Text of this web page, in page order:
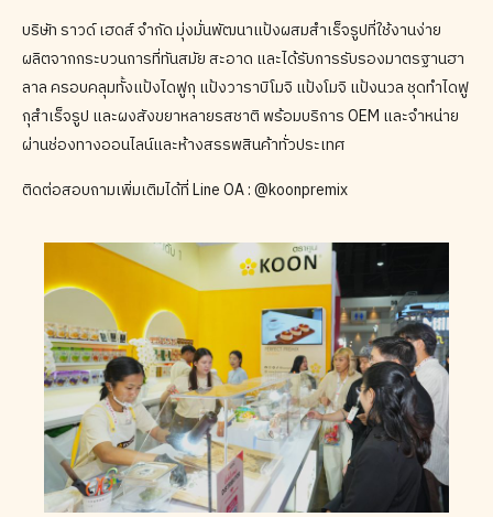
บริษัท ราวด์ เฮดส์ จำกัด มุ่งมั่นพัฒนาแป้งผสมสำเร็จรูปที่ใช้งานง่าย
ผลิตจากกระบวนการที่ทันสมัย สะอาด และได้รับการรับรองมาตรฐานฮา
ลาล ครอบคลุมทั้งแป้งไดฟูกุ แป้งวาราบิโมจิ แป้งโมจิ แป้งนวล ชุดทำไดฟู
กุสำเร็จรูป และผงสังขยาหลายรสชาติ พร้อมบริการ OEM และจำหน่าย
ผ่านช่องทางออนไลน์และห้างสรรพสินค้าทั่วประเทศ
ติดต่อสอบถามเพิ่มเติมได้ที่ Line OA : @koonpremix